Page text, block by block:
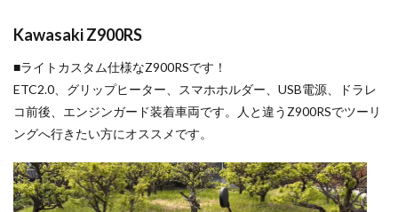
Kawasaki Z900RS
■ライトカスタム仕様なZ900RSです！
ETC2.0、グリップヒーター、スマホホルダー、USB電源、ドラレ
コ前後、エンジンガード装着車両です。人と違うZ900RSでツーリ
ングへ行きたい方にオススメです。